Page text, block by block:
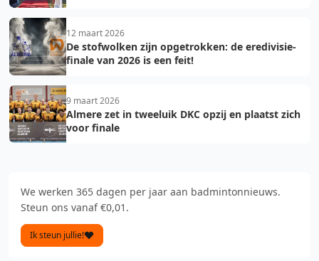
12 maart 2026
De stofwolken zijn opgetrokken: de eredivisie-
finale van 2026 is een feit!
9 maart 2026
Almere zet in tweeluik DKC opzij en plaatst zich
voor finale
We werken 365 dagen per jaar aan badmintonnieuws.
Steun ons vanaf €0,01.
Ik steun jullie!